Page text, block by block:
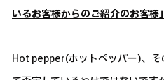
いるお客様からのご紹介のお客様」
Hot pepper(ホットペッパー)、